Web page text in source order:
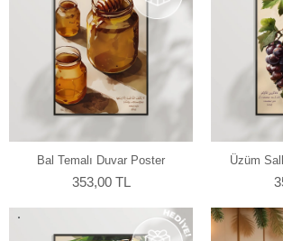
Bal Temalı Duvar Poster
353,00 TL
Üzüm